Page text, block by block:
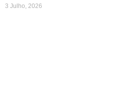
3 Julho, 2026